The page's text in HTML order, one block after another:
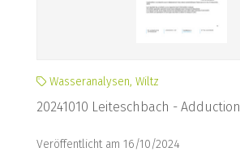
Wasseranalysen, Wiltz
20241010 Leiteschbach - Adduction
Veröffentlicht am 16/10/2024